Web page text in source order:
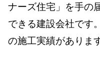
ナーズ住宅」を手の
できる建設会社です
の施工実績がありま